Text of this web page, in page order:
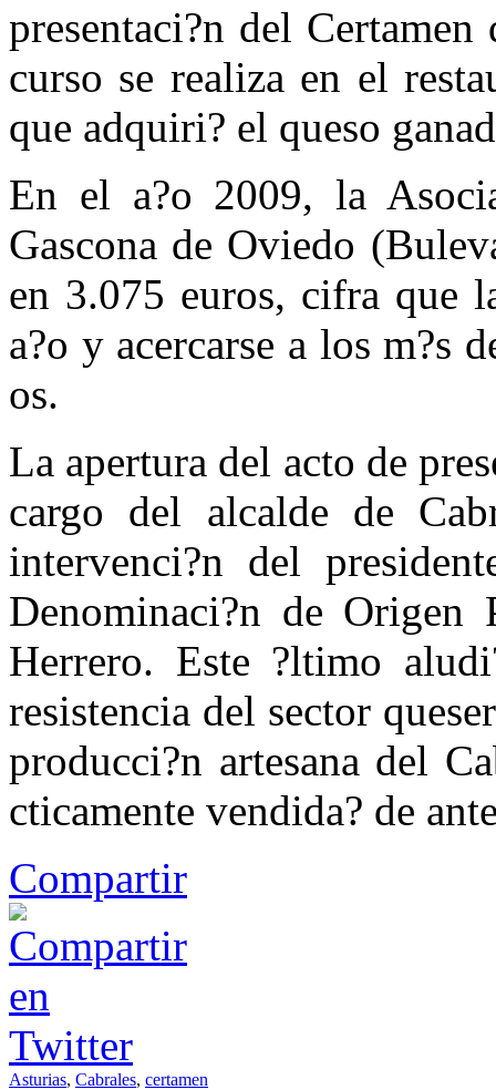
presentaci?n del
curso se realiza en el
que adquiri? el queso
En el a?o 2009, la
Gascona de Oviedo
en 3.075 euros, cifra que
a?o y acercarse a los m?s
os.
La apertura del acto de
cargo del alcalde de
intervenci?n del
Denominaci?n de Origen
Herrero. Este ?ltimo
resistencia del sector
producci?n artesana del
cticamente vendida? de
Compartir
Asturias, Cabrales, certamen